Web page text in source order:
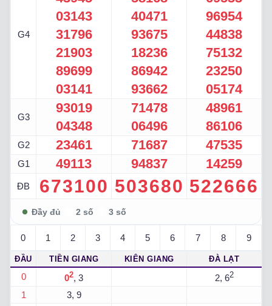
G4
03143
31796
21903
89699
03141
40471
93675
18236
86942
93662
96954
44838
75132
23250
05174
G3
93019
04348
71478
06496
48961
86106
G2 23461 71687 47535
G1 49113 94837 14259
ĐB 673100 503680 522666
0 1 2 3 4 5 6 7 8 9
ĐẦU TIỀN GIANG KIÊN GIANG ĐÀ LẠT
0 02, 3 2, 62
1
3, 9